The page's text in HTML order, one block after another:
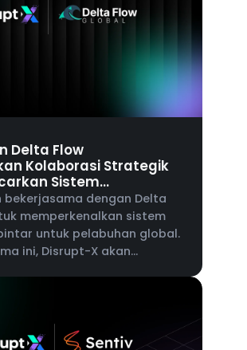
Delta Flow
Kolaborasi Strategik
Sistem
Pintar untuk Pelabuhan
dengan Delta
memperkenalkan sistem
untuk pelabuhan global.
ini, Disrupt-X akan
dan keterlihatan operasi
persekitaran pelabuhan